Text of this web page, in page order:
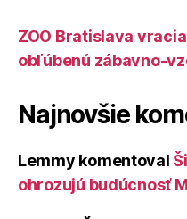
ZOO Bratislava
obľúbenú zábavno-
Najnovšie
Lemmy komentoval
ohrozujú budúcnosť